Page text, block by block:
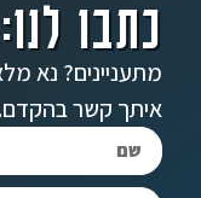
כתבו לנו:
מתעניינים? נא
איתך קשר בהקדם.